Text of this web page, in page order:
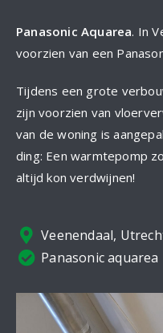
Panasonic Aquarea. In
voorzien van een
Tijdens een grote
zijn voorzien van
van de woning is
ding: Een warmtepomp
altijd kon verdwijnen!
Veenendaal,
Panasonic aquarea